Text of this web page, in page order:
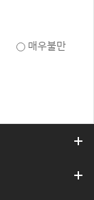
매우불만